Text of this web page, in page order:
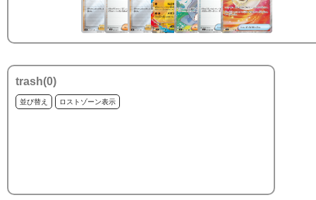
trash(0)
並び替え ロストゾーン表示